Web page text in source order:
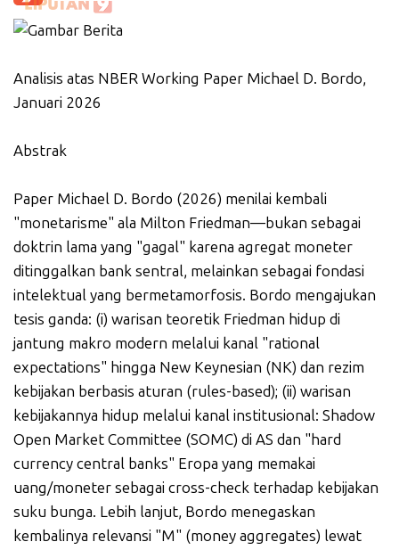
Analisis atas NBER Working Paper Michael D. Bordo,
Januari 2026
Abstrak
Paper Michael D. Bordo (2026) menilai kembali
"monetarisme" ala Milton Friedman—bukan sebagai
doktrin lama yang "gagal" karena agregat moneter
ditinggalkan bank sentral, melainkan sebagai fondasi
intelektual yang bermetamorfosis. Bordo mengajukan
tesis ganda: (i) warisan teoretik Friedman hidup di
jantung makro modern melalui kanal "rational
expectations" hingga New Keynesian (NK) dan rezim
kebijakan berbasis aturan (rules-based); (ii) warisan
kebijakannya hidup melalui kanal institusional: Shadow
Open Market Committee (SOMC) di AS dan "hard
currency central banks" Eropa yang memakai
uang/moneter sebagai cross-check terhadap kebijakan
suku bunga. Lebih lanjut, Bordo menegaskan
kembalinya relevansi "M" (money aggregates) lewat